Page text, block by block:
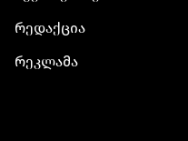
რედაქცია
რეკლამა